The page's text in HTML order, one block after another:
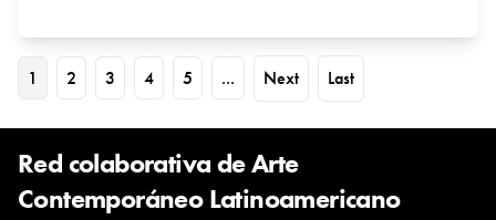
1 2 3 4 5 ... Next Last
Red colaborativa de Arte
Contemporáneo Latinoamericano